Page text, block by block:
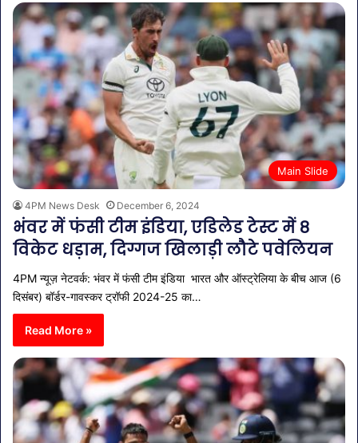
Main Slide
4PM News Desk December 6, 2024
भंवर में फंसी टीम इंडिया, एड‍िलेड टेस्ट में 8
व‍िकेट धड़ाम, दिग्गज खिलाड़ी लौटे पवेलियन
4PM न्यूज़ नेटवर्क: भंवर में फंसी टीम इंडिया भारत और ऑस्ट्रेलिया के बीच आज (6
दिसंबर) बॉर्डर-गावस्कर ट्रॉफी 2024-25 का…
Read More »